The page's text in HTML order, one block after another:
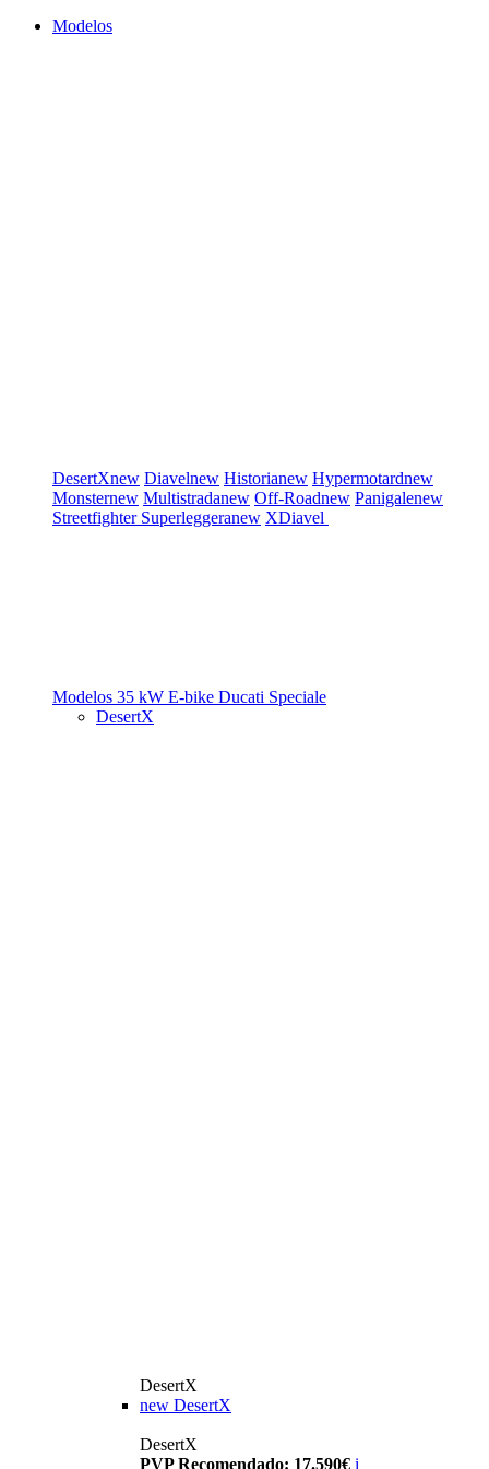
Modelos
DesertXnew Diavelnew Historianew Hypermotardnew
Monsternew Multistradanew Off-Roadnew Panigalenew
Streetfighter Superleggeranew XDiavel
Modelos 35 kW E-bike Ducati Speciale
DesertX
DesertX
new DesertX
DesertX
PVP Recomendado: 17.590€ i